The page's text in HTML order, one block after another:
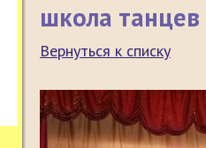
школа
Вернуться к списку